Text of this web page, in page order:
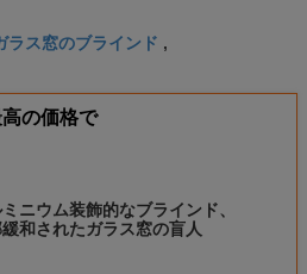
ラス窓のブラインド ,
の価格で
ニウム装飾的なブラインド、
和されたガラス窓の盲人